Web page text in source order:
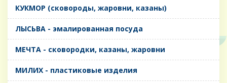
КУКМОР (сковороды, жаровни, казаны)
ЛЫСЬВА - эмалированная посуда
МЕЧТА - сковородки, казаны, жаровни
МИЛИХ - пластиковые изделия